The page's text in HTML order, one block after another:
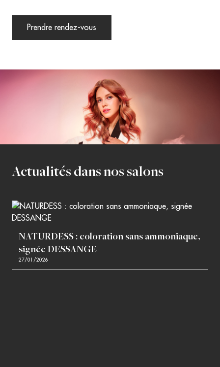
Prendre rendez-vous
Actualités dans nos salons
NATURDESS : coloration sans ammoniaque,
signée DESSANGE
27/01/2026